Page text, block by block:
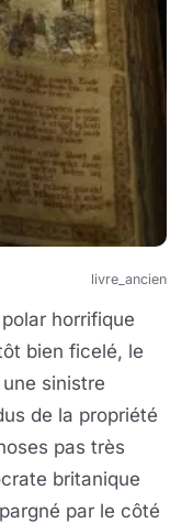
livre_ancien
horrifique
bien ficelé, le
sinistre
de la propriété
pas très
britanique
par le côté